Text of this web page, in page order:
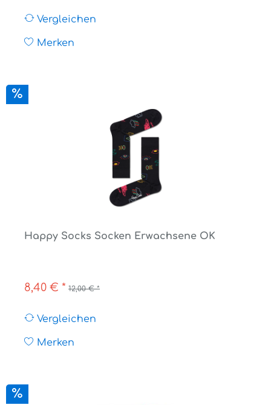
Vergleichen
Merken
Happy Socks Socken Erwachsene OK
8,40 € * 12,00 € *
Vergleichen
Merken